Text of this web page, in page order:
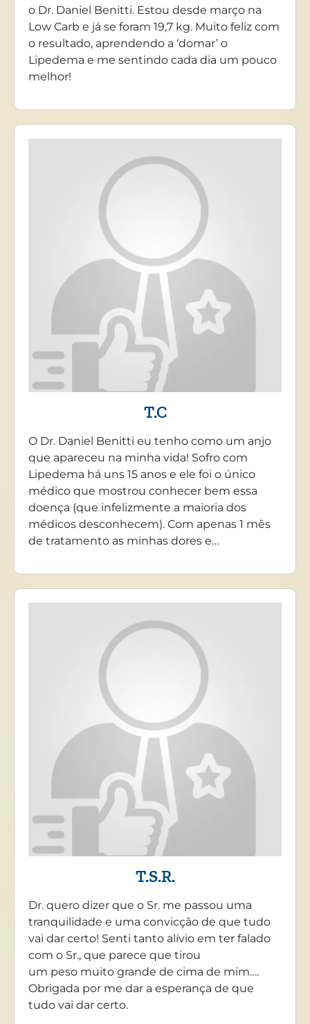
o Dr. Daniel Benitti. Estou desde março na
Low Carb e já se foram 19,7 kg. Muito feliz com
o resultado, aprendendo a ‘domar’ o
Lipedema e me sentindo cada dia um pouco
melhor!
T.C
O Dr. Daniel Benitti eu tenho como um anjo
que apareceu na minha vida! Sofro com
Lipedema há uns 15 anos e ele foi o único
médico que mostrou conhecer bem essa
doença (que infelizmente a maioria dos
médicos desconhecem). Com apenas 1 mês
de tratamento as minhas dores e…
T.S.R.
Dr. quero dizer que o Sr. me passou uma
tranquilidade e uma convicção de que tudo
vai dar certo! Senti tanto alívio em ter falado
com o Sr., que parece que tirou
um peso muito grande de cima de mim….
Obrigada por me dar a esperança de que
tudo vai dar certo.